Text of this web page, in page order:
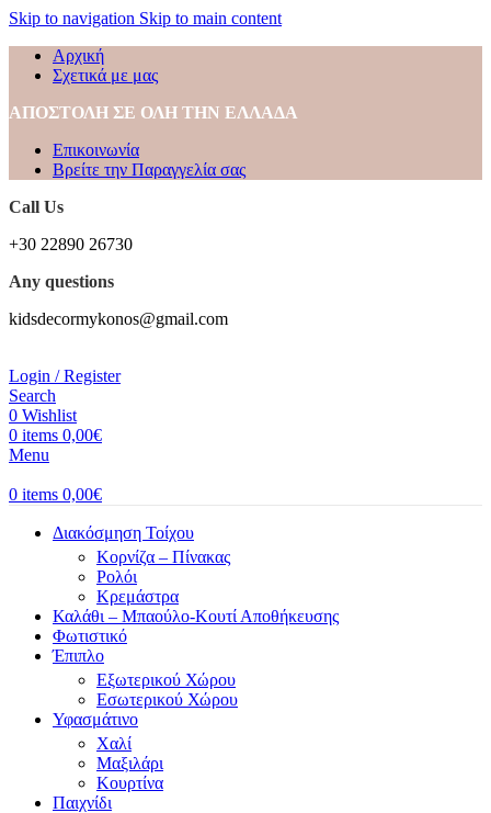
Skip to navigation Skip to main content
Αρχική
Σχετικά με μας
ΑΠΟΣΤΟΛΗ ΣΕ ΟΛΗ ΤΗΝ ΕΛΛΑΔΑ
Επικοινωνία
Βρείτε την Παραγγελία σας
Call Us
+30 22890 26730
Any questions
kidsdecormykonos@gmail.com
Login / Register
Search
0 Wishlist
0 items 0,00€
Menu
0 items 0,00€
Διακόσμηση Τοίχου
Κορνίζα – Πίνακας
Ρολόι
Κρεμάστρα
Καλάθι – Μπαούλο-Κουτί Αποθήκευσης
Φωτιστικό
Έπιπλο
Εξωτερικού Χώρου
Εσωτερικού Χώρου
Υφασμάτινο
Χαλί
Μαξιλάρι
Κουρτίνα
Παιχνίδι